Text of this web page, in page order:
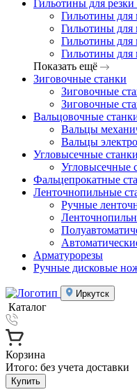
Гильотины для резки
Гильотины для
Гильотины для
Гильотины для
Гильотины для
Показать ещё
Зиговочные станки
Зиговочные
Зиговочные
Вальцовочные
Вальцы
Вальцы
Угловысечные станки
Угловысечные
Фальцепрокатные
Ленточнопильные
Ручные
Арматурорезы
Ручные дисковые
Иркутск
Каталог
Корзина
Итого: без учета доставки
Купить